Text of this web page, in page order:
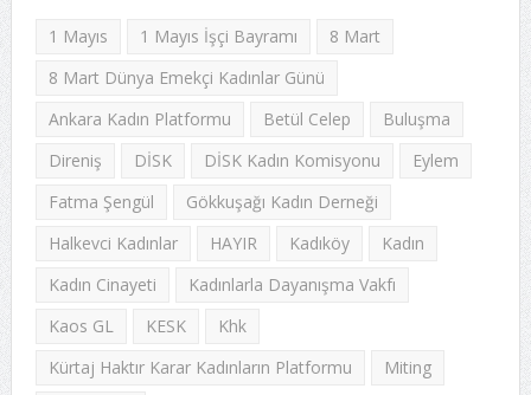
1 Mayıs 1 Mayıs İşçi Bayramı
8 Mart
8 Mart Dünya Emekçi Kadınlar Günü
Ankara Kadın Platformu
Betül Celep
Buluşma
Direniş
DİSK DİSK Kadın Komisyonu
Eylem
Fatma Şengül
Gökkuşağı Kadın Derneği
Halkevci Kadınlar
HAYIR Kadıköy
Kadın
Kadın Cinayeti
Kadınlarla Dayanışma Vakfı
Kaos GL
KESK
Khk
Kürtaj Haktır Karar Kadınların Platformu
Miting